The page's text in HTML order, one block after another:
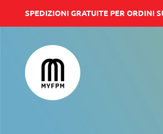
al
contenuto
SPEDIZIONI GRATUITE PER ORDINI